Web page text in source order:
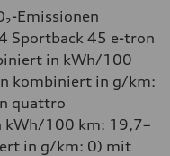
Emissionen
Sportback 45 e-tron
in kWh/100
kombiniert in g/km:
quattro
kWh/100 km: 19,7–
in g/km: 0) mit